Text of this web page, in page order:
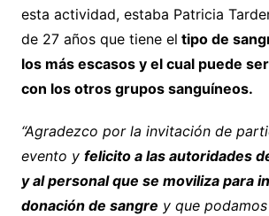
esta actividad, estaba Patricia
de 27 años que tiene el tipo de
los más escasos y el cual puede
con los otros grupos sanguíneos.
“Agradezco por la invitación de
evento y felicito a las autoridades
y al personal que se moviliza para
donación de sangre y que